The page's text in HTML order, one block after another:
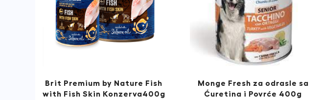
Brit Premium by Nature Fish
with Fish Skin Konzerva400g
Monge Fresh za odrasle sa
Ćuretina i Povrće 400g